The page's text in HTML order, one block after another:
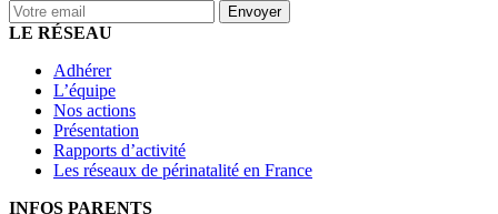
LE RÉSEAU
Adhérer
L’équipe
Nos actions
Présentation
Rapports d’activité
Les réseaux de périnatalité en France
INFOS PARENTS